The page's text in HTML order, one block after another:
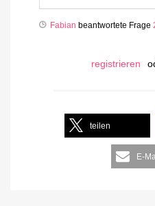
Fabian beantwortete Frage
registrieren
teilen
E-